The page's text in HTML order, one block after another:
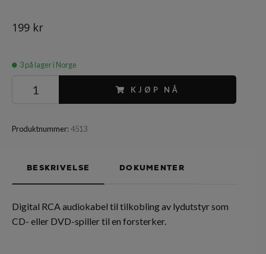
199 kr
3på lager i Norge
KJØP NÅ
Produktnummer:4513
BESKRIVELSE DOKUMENTER
Digital RCA audiokabel til tilkobling av lydutstyr som
CD- eller DVD-spiller til en forsterker.